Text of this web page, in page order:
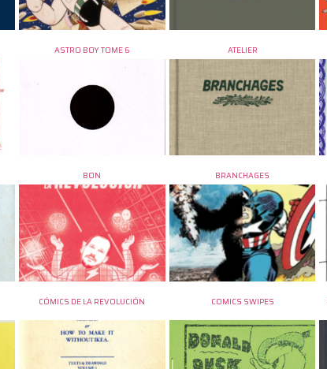
ASTRO BOY TOME 6 ATELIER
BON BRANCHAGES
CÓMICS DE LA REVOLUCIÓN COMICS SWIPES